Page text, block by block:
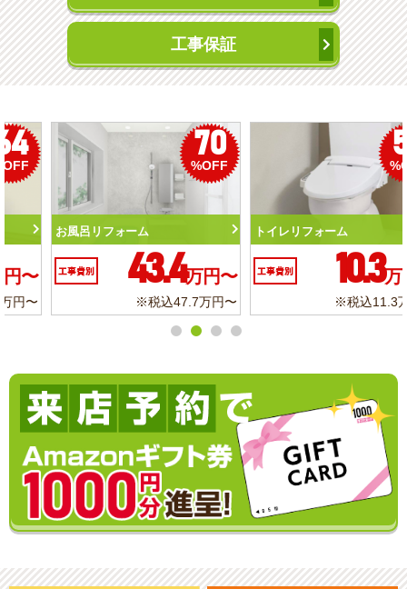
工事保証
50
%OFF
トイレリフォーム
工事費別 10.3万円〜
※税込11.3万円〜
56
%OFF
洗面化粧台リフォーム
工事費別 6.2 万円〜
※税込6.8万円〜